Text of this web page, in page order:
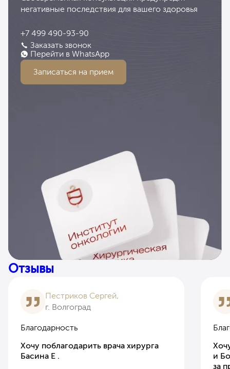
негативные последствия для вашего здоровья
Записаться на прием
+7 499 490-93-90
Перейти в WhatsApp
Заказать звонок
Отзывы
Пестриков Сергей,
г. Волгоград
Благодарность
Хочу поблагодарить врача хирурга
Басина Е .
и
за